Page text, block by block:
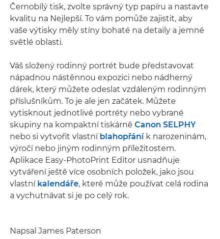
Černobílý tisk, zvolte správný typ papíru a nastavte
kvalitu na Nejlepší. To vám pomůže zajistit, aby
vaše výtisky měly stíny bohaté na detaily a jemné
světlé oblasti.
Váš složený rodinný portrét bude představovat
nápadnou nástěnnou expozici nebo nádherný
dárek, který můžete odeslat vzdáleným rodinným
příslušníkům. To je ale jen začátek. Můžete
vytisknout jednotlivé portréty nebo vybrané
skupiny na kompaktní tiskárně Canon SELPHY
nebo si vytvořit vlastní blahopřáník narozeninám,
výročí nebo jiným rodinným příležitostem.
Aplikace Easy-PhotoPrint Editor usnadňuje
vytváření ještě více osobních položek, jako jsou
vlastní kalendáře, které může používat celá rodina
a vychutnávat si je po celý rok.
Napsal James Paterson